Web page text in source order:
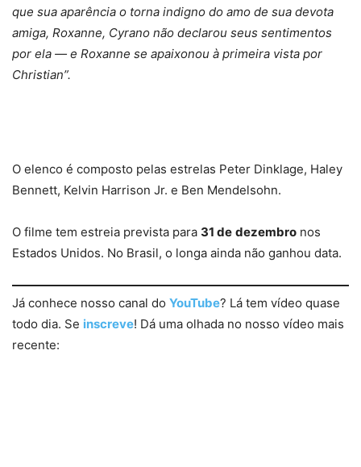
que sua aparência o torna indigno do amo de sua devota
amiga, Roxanne, Cyrano não declarou seus sentimentos
por ela — e Roxanne se apaixonou à primeira vista por
Christian”.
O elenco é composto pelas estrelas Peter Dinklage, Haley
Bennett, Kelvin Harrison Jr. e Ben Mendelsohn.
O filme tem estreia prevista para 31 de dezembro nos
Estados Unidos. No Brasil, o longa ainda não ganhou data.
Já conhece nosso canal do YouTube? Lá tem vídeo quase
todo dia. Se inscreve! Dá uma olhada no nosso vídeo mais
recente: